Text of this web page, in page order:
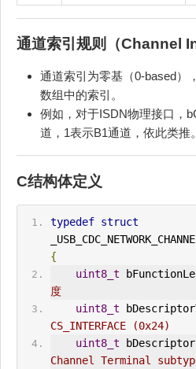
通道索引规则（Channel
通道索引为零基（0-based）
数组中的索引。
例如，对于ISDN物理接口，
道，1表示B1通道，依此类推。
C结构体定义
typedef struct
_USB_ CDC
{
uint8_t
度
uint8_t
CS_ INTERFACE (0x24)
uint8_t
Channel Terminal